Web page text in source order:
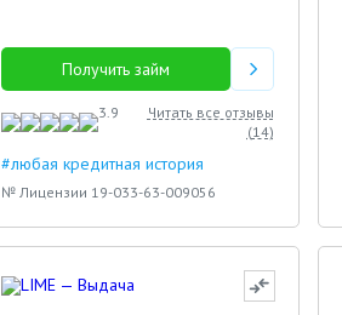
Получить займ
3.9
Читать все отзывы
(14)
#любая кредитная история
№ Лицензии 19-033-63-009056